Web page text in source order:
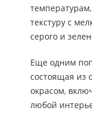
текстуру с
серого и
Еще одним
состоящая из
окрасом,
любой